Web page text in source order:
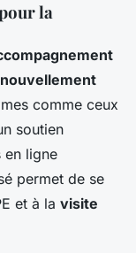
la
comme ceux
soutien
en ligne
permet de se
et à la visite